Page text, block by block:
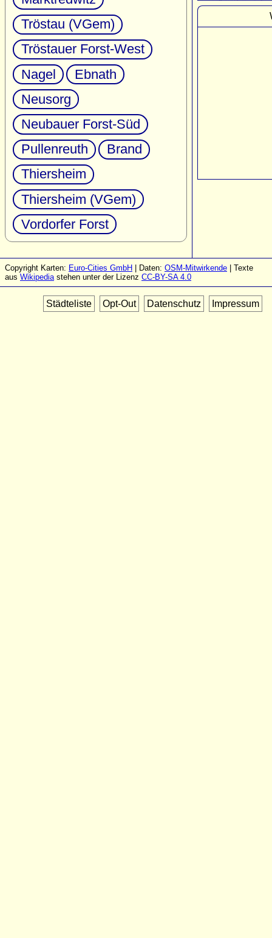
Tröstau (VGem)
Tröstauer Forst-West
Nagel
Ebnath
Neusorg
Neubauer Forst-Süd
Pullenreuth
Brand
Thiersheim
Thiersheim (VGem)
Vordorfer Forst
Copyright Karten: Euro-Cities GmbH | Daten: OSM-Mitwirkende | Texte
aus Wikipediastehen unter der Lizenz CC-BY-SA 4.0
Städteliste Opt-Out Datenschutz Impressum